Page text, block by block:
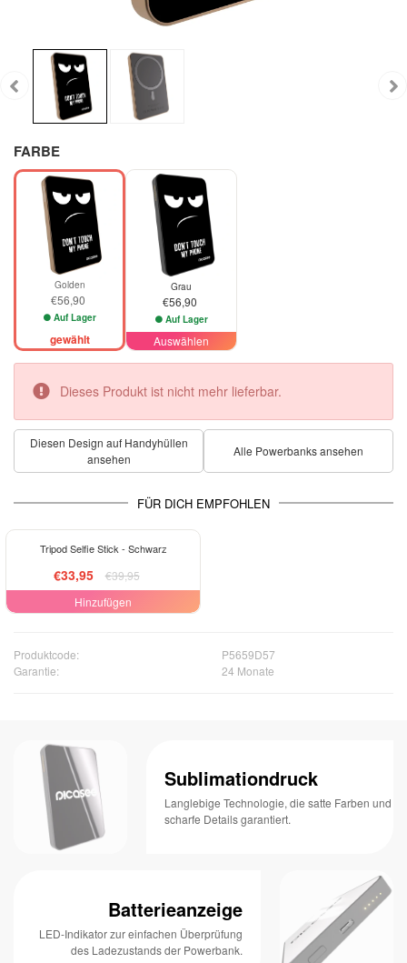
FARBE
Golden
€56,90
Auf Lager
gewählt
Grau
€56,90
Auf Lager
Auswählen
Dieses Produkt ist nicht mehr lieferbar.
Diesen Design auf Handyhüllen
ansehen
Alle Powerbanks ansehen
FÜR DICH EMPFOHLEN
-15%
Tripod Selfie Stick - Schwarz
€33,95
€39,95
Hinzufügen
Produktcode:
P5659D57
Garantie:
24 Monate
Sublimationdruck
Langlebige Technologie, die satte Farben und
scharfe Details garantiert.
Batterieanzeige
LED-Indikator zur einfachen Überprüfung
des Ladezustands der Powerbank.